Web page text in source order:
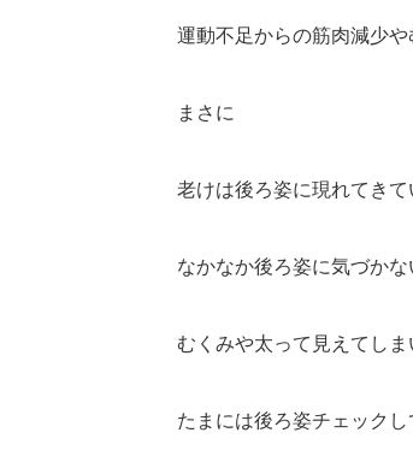
運動不足からの筋肉減少
まさに
老けは後ろ姿に現れてきて
なかなか後ろ姿に気づか
むくみや太って見えてし
たまには後ろ姿チェック